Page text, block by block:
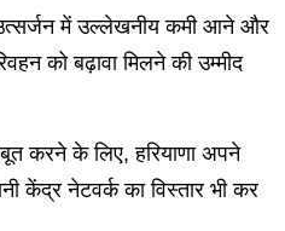
में उल्लेखनीय कमी आने और
को बढ़ावा मिलने की उम्मीद
करने के लिए, हरियाणा अपने
केंद्र नेटवर्क का विस्तार भी कर